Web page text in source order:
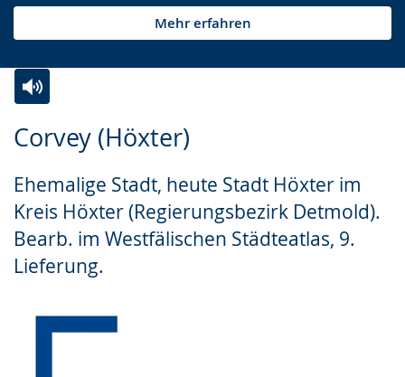
Mehr erfahren
Corvey (Höxter)
Ehemalige Stadt, heute Stadt Höxter im
Kreis Höxter (Regierungsbezirk Detmold).
Bearb. im Westfälischen Städteatlas, 9.
Lieferung.
Leichten
wechseln.
Audio-
Video
Deutscher
Gebärdensprache
wird
angezeigt.